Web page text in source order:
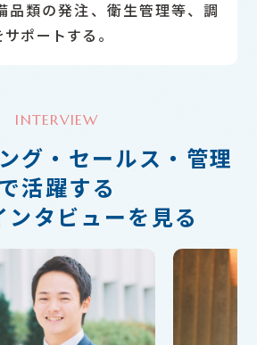
品類の発注、衛生管理等、調
ポートする。
INTERVIEW
グ・セールス・管理
で活躍する
ンタビューを見る